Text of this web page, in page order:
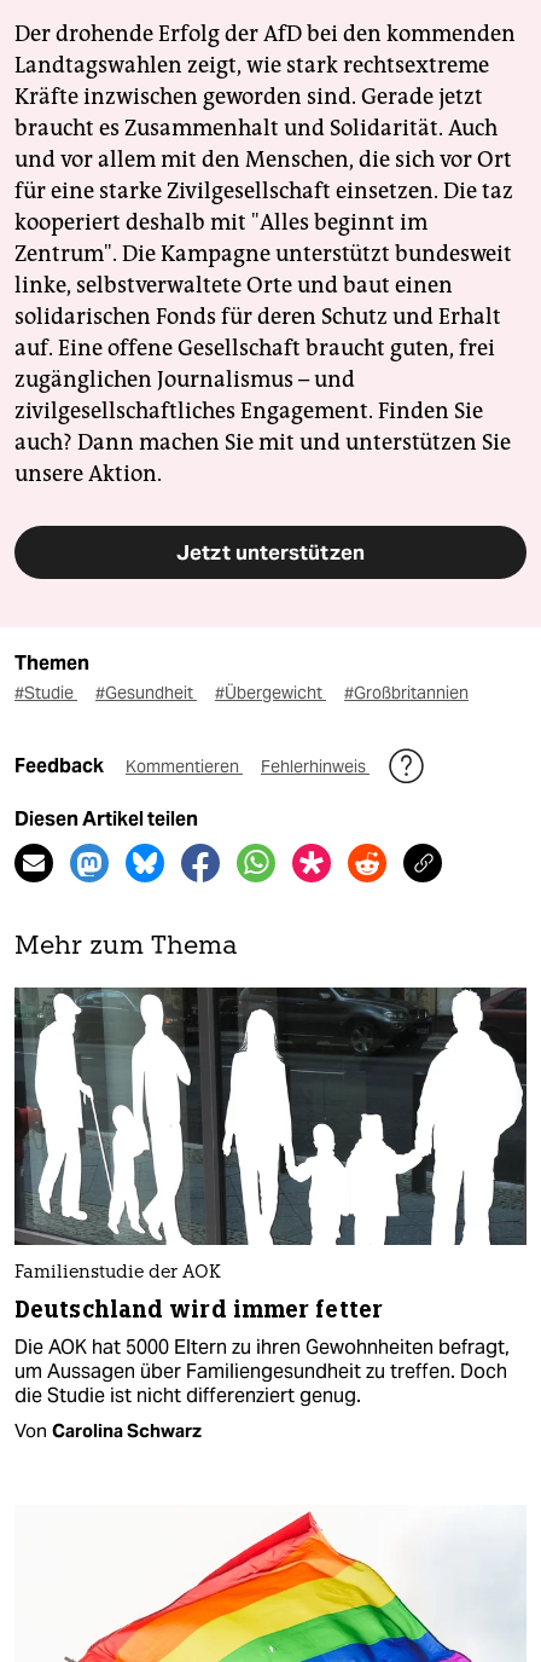
Der drohende Erfolg der AfD bei den kommenden
Landtagswahlen zeigt, wie stark rechtsextreme
Kräfte inzwischen geworden sind. Gerade jetzt
braucht es Zusammenhalt und Solidarität. Auch
und vor allem mit den Menschen, die sich vor Ort
für eine starke Zivilgesellschaft einsetzen. Die taz
kooperiert deshalb mit "Alles beginnt im
Zentrum". Die Kampagne unterstützt bundesweit
linke, selbstverwaltete Orte und baut einen
solidarischen Fonds für deren Schutz und Erhalt
auf. Eine offene Gesellschaft braucht guten, frei
zugänglichen Journalismus – und
zivilgesellschaftliches Engagement. Finden Sie
auch? Dann machen Sie mit und unterstützen Sie
unsere Aktion.
Jetzt unterstützen
Themen
#Studie #Gesundheit #Übergewicht #Großbritannien
Feedback Kommentieren Fehlerhinweis
Diesen Artikel teilen
Mehr zum Thema
Familienstudie der AOK
Deutschland wird immer fetter
Die AOK hat 5000 Eltern zu ihren Gewohnheiten befragt,
um Aussagen über Familiengesundheit zu treffen. Doch
die Studie ist nicht differenziert genug.
Von Carolina Schwarz